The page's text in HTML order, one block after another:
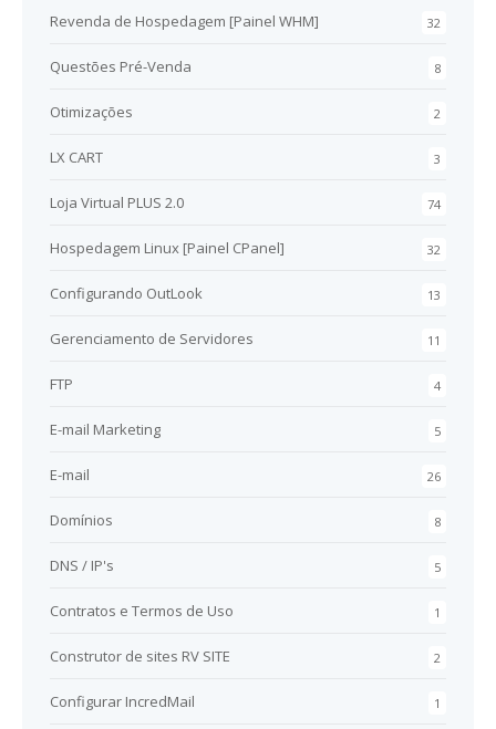
32
Revenda de Hospedagem [Painel WHM]
8
Questões Pré-Venda
2
Otimizações
3
LX CART
74
Loja Virtual PLUS 2.0
32
Hospedagem Linux [Painel CPanel]
13
Configurando OutLook
11
Gerenciamento de Servidores
4
FTP
5
E-mail Marketing
26
E-mail
8
Domínios
5
DNS / IP's
1
Contratos e Termos de Uso
2
Construtor de sites RV SITE
1
Configurar IncredMail